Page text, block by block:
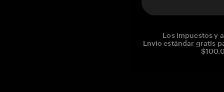
Los impuestos y
Envío estándar gratis